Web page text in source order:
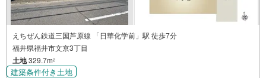
えちぜん鉄道三国芦原線 「日華化学前」駅 徒歩7分
福井県福井市文京3丁目
土地329.7m2
建築条件付き土地